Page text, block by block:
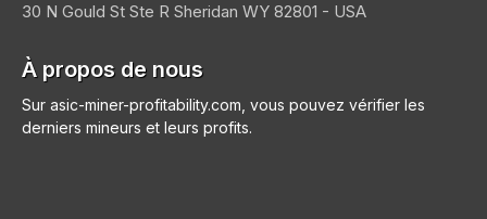
30 N Gould St Ste R Sheridan WY 82801 - USA
À propos de nous
Sur asic-miner-profitability.com, vous pouvez vérifier les
derniers mineurs et leurs profits.